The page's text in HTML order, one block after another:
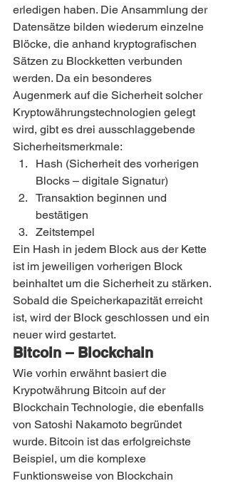
erledigen haben. Die Ansammlung der
Datensätze bilden wiederum einzelne
Blöcke, die anhand kryptografischen
Sätzen zu Blockketten verbunden
werden. Da ein besonderes
Augenmerk auf die Sicherheit solcher
Kryptowährungstechnologien gelegt
wird, gibt es drei ausschlaggebende
Sicherheitsmerkmale:
Hash (Sicherheit des vorherigen
Blocks – digitale Signatur)
Transaktion beginnen und
bestätigen
Zeitstempel
Ein Hash in jedem Block aus der Kette
ist im jeweiligen vorherigen Block
beinhaltet um die Sicherheit zu stärken.
Sobald die Speicherkapazität erreicht
ist, wird der Block geschlossen und ein
neuer wird gestartet.
Bitcoin – Blockchain
Wie vorhin erwähnt basiert die
Krypotwährung Bitcoin auf der
Blockchain Technologie, die ebenfalls
von Satoshi Nakamoto begründet
wurde. Bitcoin ist das erfolgreichste
Beispiel, um die komplexe
Funktionsweise von Blockchain